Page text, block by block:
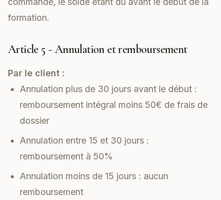
formation.
Article 5 - Annulation et remboursement
Par le client :
Annulation plus de 30 jours avant le début :
remboursement intégral moins 50€ de frais de
dossier
Annulation entre 15 et 30 jours :
remboursement à 50%
Annulation moins de 15 jours : aucun
remboursement